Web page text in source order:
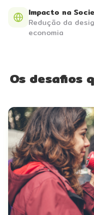
Impacto na
Redução da
economia
Os desafios